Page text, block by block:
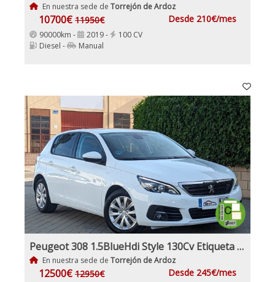
En nuestra sede de Torrejón de Ardoz
10700€ 11950€ Desde 210€/mes
90000km - 2019 -
100 CV
Diesel -
Manual
Peugeot 308 1.5BlueHdi Style 130Cv Etiqueta Medioambiental C
En nuestra sede de Torrejón de Ardoz
12500€ 12950€ Desde 245€/mes